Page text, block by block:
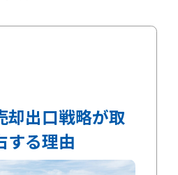
却出口戦略が取
する理由